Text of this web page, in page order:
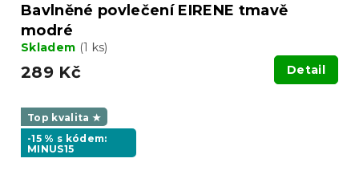
Bavlněné povlečení EIRENE tmavě
modré
Skladem (1 ks)
289 Kč Detail
Top kvalita ★
-15 % s kódem:
MINUS15